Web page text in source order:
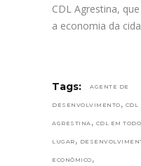
CDL Agrestina,
a economia da
Tags: AGENTE DE
DESENVOLVIMENTO , CDL
AGRESTINA , CDL EM TODO
LUGAR ,
ECONÔMICO ,